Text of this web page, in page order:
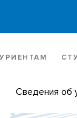
Сведения об